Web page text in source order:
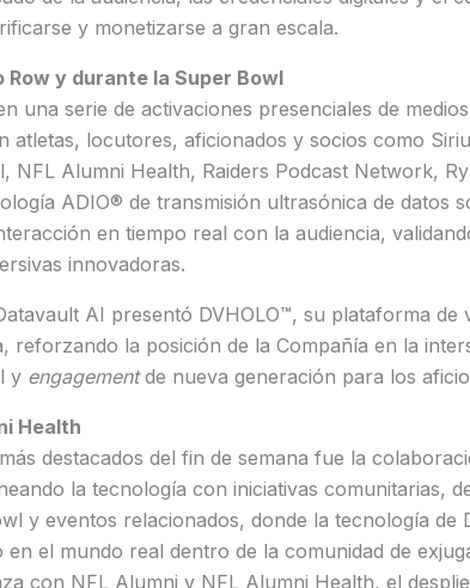
y monetizarse a gran escala.
y durante la Super Bowl
una serie de activaciones presenciales de
atletas, locutores, aficionados y socios como
NFL Alumni Health, Raiders Podcast Network,
ADIO® de transmisión ultrasónica de datos
en tiempo real con la audiencia,
innovadoras.
AI presentó DVHOLO™, su plataforma de
reforzando la posición de la Compañía en la
y engagementde nueva generación para los
Health
destacados del fin de semana fue la
la tecnología con iniciativas comunitarias,
y eventos relacionados, donde la tecnología de
en el mundo real dentro de la comunidad de
con NFL Alumni y NFL Alumni Health, el